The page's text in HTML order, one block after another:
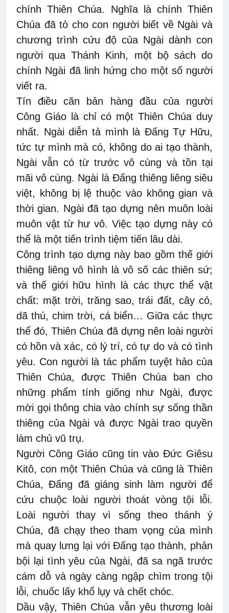
chính Thiên Chúa. Nghĩa là chính Thiên
Chúa đã tỏ cho con người biết về Ngài và
chương trình cứu độ của Ngài dành con
người qua Thánh Kinh, một bộ sách do
chính Ngài đã linh hứng cho một số người
viết ra.
Tín điều căn bản hàng đầu của người
Công Giáo là chỉ có một Thiên Chúa duy
nhất. Ngài diễn tả mình là Đấng Tự Hữu,
tức tự mình mà có, không do ai tạo thành,
Ngài vẫn có từ trước vô cùng và tồn tại
mãi vô cùng. Ngài là Đấng thiêng liêng siêu
việt, không bị lệ thuộc vào không gian và
thời gian. Ngài đã tạo dựng nên muôn loài
muôn vật từ hư vô. Việc tạo dựng này có
thể là một tiến trình tiệm tiến lâu dài.
Công trình tạo dựng này bao gồm thế giới
thiêng liêng vô hình là vô số các thiên sứ;
và thế giới hữu hình là các thực thể vật
chất: mặt trời, trăng sao, trái đất, cây cỏ,
dã thú, chim trời, cá biển… Giữa các thực
thể đó, Thiên Chúa đã dựng nên loài người
có hồn và xác, có lý trí, có tự do và có tình
yêu. Con người là tác phẩm tuyệt hảo của
Thiên Chúa, được Thiên Chúa ban cho
những phẩm tính giống như Ngài, được
mời gọi thông chia vào chính sự sống thần
thiêng của Ngài và được Ngài trao quyền
làm chủ vũ trụ.
Người Công Giáo cũng tin vào Đức Giêsu
Kitô, con một Thiên Chúa và cũng là Thiên
Chúa, Đấng đã giáng sinh làm người để
cứu chuộc loài người thoát vòng tội lỗi.
Loài người thay vì sống theo thánh ý
Chúa, đã chạy theo tham vọng của mình
mà quay lưng lại với Đấng tạo thành, phản
bội lại tình yêu của Ngài, đã sa ngã trước
cám dỗ và ngày càng ngập chìm trong tội
lỗi, chuốc lấy khổ lụy và chết chóc.
Dầu vậy, Thiên Chúa vẫn yêu thương loài